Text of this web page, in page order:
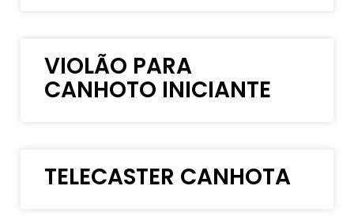
VIOLÃO PARA
CANHOTO INICIANTE
TELECASTER CANHOTA